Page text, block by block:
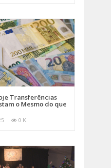
Transferências
o Mesmo do que
0 K